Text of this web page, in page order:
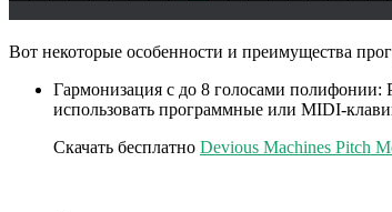
Вот некоторые особенности и преимущества
Гармонизация с до 8 голосами полифонии:
использовать программные или MIDI-
Скачать бесплатно Devious Machines Pitch